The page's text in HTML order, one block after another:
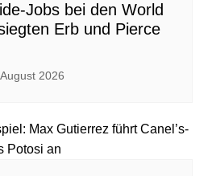
Jobs bei den World
Erb und Pierce
2026